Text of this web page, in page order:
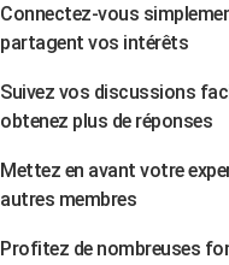
Connectez-vous
partagent vos intérêts
Suivez vos discussions
obtenez plus de réponses
Mettez en avant votre
autres membres
Profitez de nombreuses